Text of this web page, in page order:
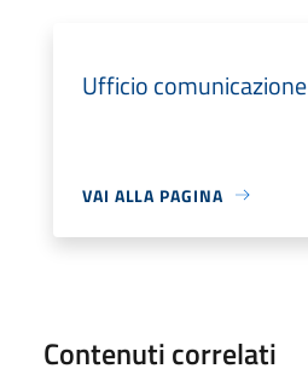
Ufficio comunicazione
VAI ALLA PAGINA
Contenuti correlati